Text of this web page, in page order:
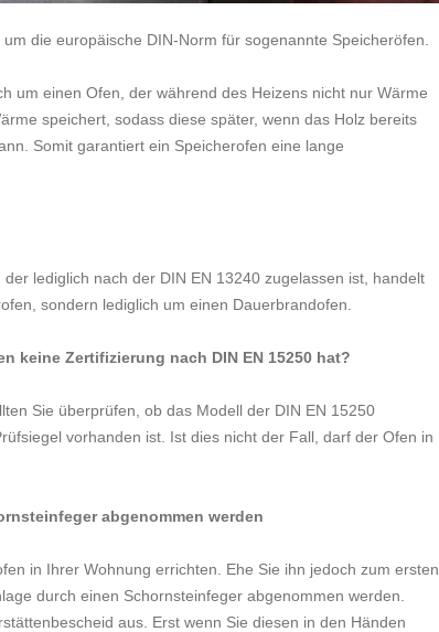
die europäische DIN-Norm für sogenannte Speicheröfen.
um einen Ofen, der während des Heizens nicht nur Wärme
speichert, sodass diese später, wenn das Holz bereits
Somit garantiert ein Speicherofen eine lange
lediglich nach der DIN EN 13240 zugelassen ist, handelt
sondern lediglich um einen Dauerbrandofen.
keine Zertifizierung nach DIN EN 15250 hat?
Sie überprüfen, ob das Modell der DIN EN 15250
vorhanden ist. Ist dies nicht der Fall, darf der Ofen in
abgenommen werden
in Ihrer Wohnung errichten. Ehe Sie ihn jedoch zum ersten
durch einen Schornsteinfeger abgenommen werden.
aus. Erst wenn Sie diesen in den Händen